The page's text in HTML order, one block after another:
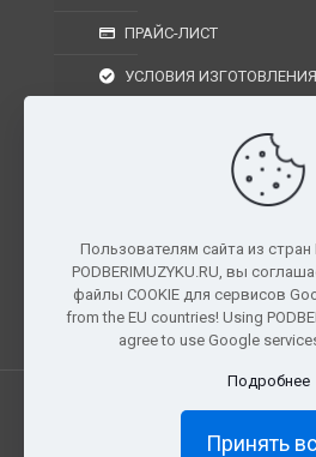
ПРАЙС-ЛИСТ
УСЛОВИЯ ИЗГОТОВЛЕНИЯ
УСЛОВИЯ ВОЗВРАТА
г. Москва, Московская
федеральный округ, РФ, Россия
Все права защищены. © 2026
Пользователям сайта из стран
PODBERIMUZYKU.RU, вы
файлы COOKIE для сервисов
from the EU countries! Using
agree to use Google
Подробнее
Принять